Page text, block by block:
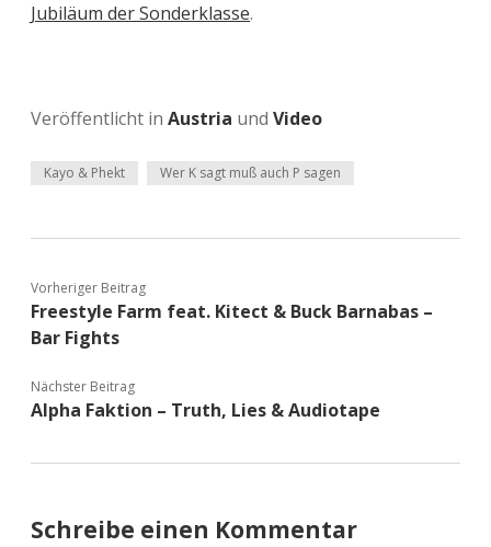
Jubiläum der Sonderklasse.
Veröffentlicht in Austria und Video
Kayo & Phekt Wer K sagt muß auch P sagen
Vorheriger Beitrag
Freestyle Farm feat. Kitect & Buck Barnabas –
Bar Fights
Nächster Beitrag
Alpha Faktion – Truth, Lies & Audiotape
Schreibe einen Kommentar